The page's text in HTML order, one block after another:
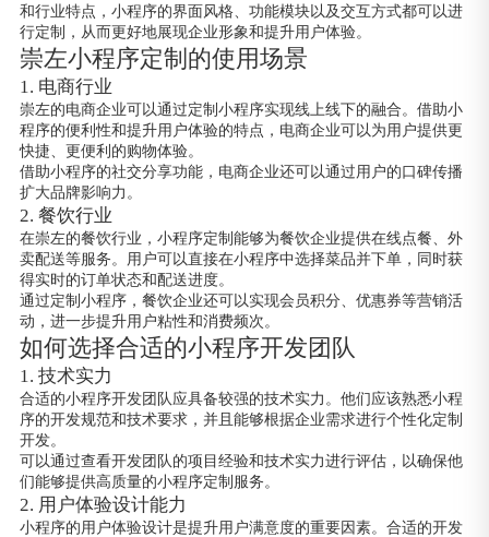
和行业特点，小程序的界面风格、功能模块以及交互方式都可以进
行定制，从而更好地展现企业形象和提升用户体验。
崇左小程序定制的使用场景
1. 电商行业
崇左的电商企业可以通过定制小程序实现线上线下的融合。借助小
程序的便利性和提升用户体验的特点，电商企业可以为用户提供更
快捷、更便利的购物体验。
借助小程序的社交分享功能，电商企业还可以通过用户的口碑传播
扩大品牌影响力。
2. 餐饮行业
在崇左的餐饮行业，小程序定制能够为餐饮企业提供在线点餐、外
卖配送等服务。用户可以直接在小程序中选择菜品并下单，同时获
得实时的订单状态和配送进度。
通过定制小程序，餐饮企业还可以实现会员积分、优惠券等营销活
动，进一步提升用户粘性和消费频次。
如何选择合适的小程序开发团队
1. 技术实力
合适的小程序开发团队应具备较强的技术实力。他们应该熟悉小程
序的开发规范和技术要求，并且能够根据企业需求进行个性化定制
开发。
可以通过查看开发团队的项目经验和技术实力进行评估，以确保他
们能够提供高质量的小程序定制服务。
2. 用户体验设计能力
小程序的用户体验设计是提升用户满意度的重要因素。合适的开发